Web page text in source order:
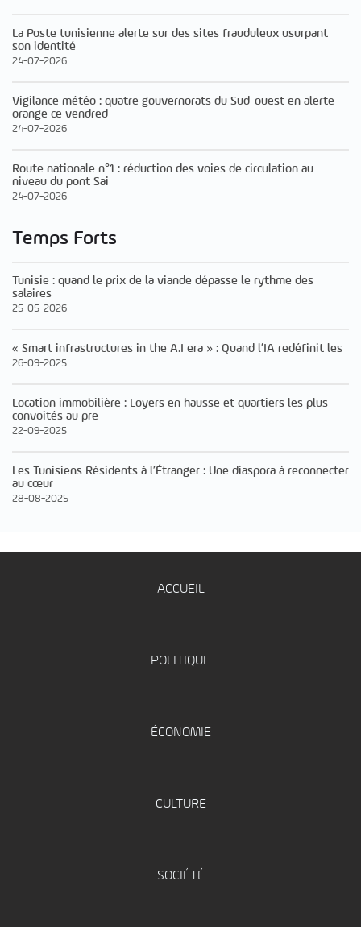
La Poste tunisienne alerte sur des sites frauduleux usurpant
son identité
24-07-2026
Vigilance météo : quatre gouvernorats du Sud-ouest en alerte
orange ce vendred
24-07-2026
Route nationale n°1 : réduction des voies de circulation au
niveau du pont Sai
24-07-2026
Temps Forts
Tunisie : quand le prix de la viande dépasse le rythme des
salaires
25-05-2026
« Smart infrastructures in the A.I era » : Quand l’IA redéfinit les
26-09-2025
Location immobilière : Loyers en hausse et quartiers les plus
convoités au pre
22-09-2025
Les Tunisiens Résidents à l’Étranger : Une diaspora à reconnecter
au cœur
28-08-2025
ACCUEIL
POLITIQUE
ÉCONOMIE
CULTURE
SOCIÉTÉ